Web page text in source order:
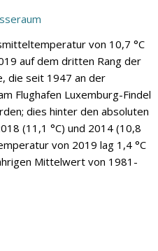
von 10,7 °C
auf dem dritten Rang der
die seit 1947 an der
Flughafen Luxemburg-Findel
dies hinter den absoluten
(11,1 °C) und 2014 (10,8
von 2019 lag 1,4 °C
Mittelwert von 1981-